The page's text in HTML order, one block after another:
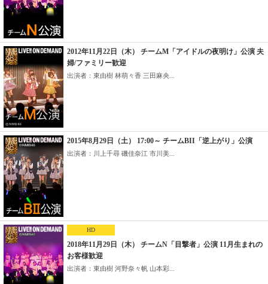
2012年11月22日（木） チームM「アイドルの夜明け」公演 夫
婦/ファミリー歓迎
出演者：東由樹 林萌々香 三田麻央...
2015年8月29日（土） 17:00～ チームBII「逆上がり」公演
出演者：川上千尋 磯佳奈江 市川美...
HD
2018年11月29日（木） チームN「目撃者」公演 11月生まれの
お客様歓迎
出演者：東由樹 河野奈々帆 山本彩...